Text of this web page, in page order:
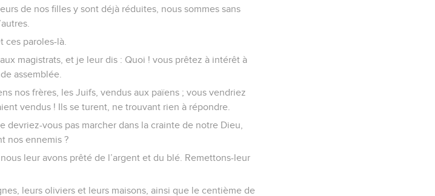
de nos filles y sont déjà réduites, nous sommes sans
ces paroles-là.
magistrats, et je leur dis : Quoi ! vous prêtez à intérêt à
assemblée.
nos frères, les Juifs, vendus aux païens ; vous vendriez
vendus ! Ils se turent, ne trouvant rien à répondre.
devriez-vous pas marcher dans la crainte de notre Dieu,
nos ennemis ?
leur avons prêté de l’argent et du blé. Remettons-leur
leurs oliviers et leurs maisons, ainsi que le centième de